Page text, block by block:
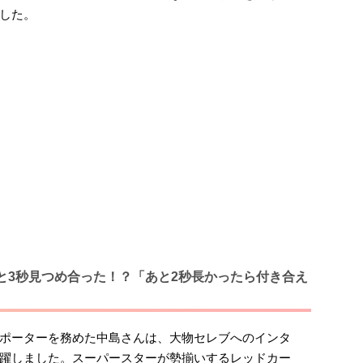
た。
秒見つめ合った！？「あと2秒長かったら付き合え
ーターを務めた中島さんは、大物セレブへのインタ
しました。スーパースターが勢揃いするレッドカー